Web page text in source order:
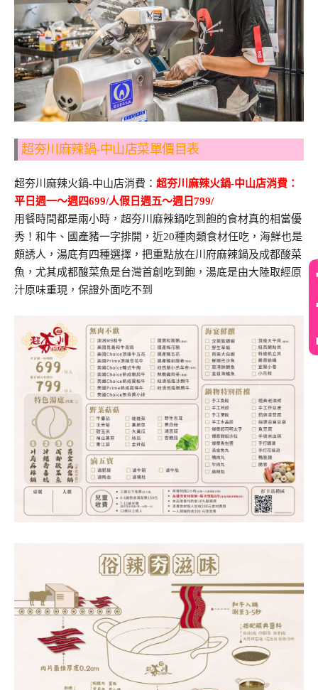
超夯川麻辣鍋-中山店菜單價目表
超夯川麻辣火鍋-中山店消費： 超夯川麻辣火鍋-中山店消費：
平日週一～週四699/人假日週五～週日799/
用餐時間都是兩小時，超夯川麻辣鍋吃到飽的食材真的相當優
秀！和牛、國產豬一字排開，近20種肉類食材任吃，海鮮也是
頗誘人，湯底有四種選擇，把重點放在川府麻辣鍋及成都酸菜
魚，尤其成都酸菜魚是台灣首創吃到飽，湯底是由大陸取經原
汁原味重現，保證外面吃不到